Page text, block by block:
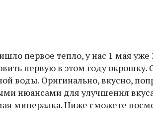
первое тепло, у нас 1 мая
первую в этом году
воды. Оригинально, вкусно,
нюансами для улучшения
минералка. Ниже сможете